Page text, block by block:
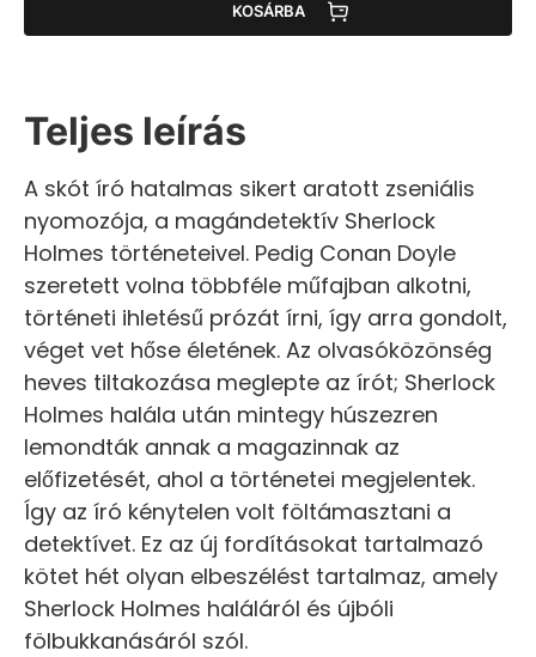
KOSÁRBA
Teljes leírás
A skót író hatalmas sikert aratott zseniális
nyomozója, a magándetektív Sherlock
Holmes történeteivel. Pedig Conan Doyle
szeretett volna többféle műfajban alkotni,
történeti ihletésű prózát írni, így arra gondolt,
véget vet hőse életének. Az olvasóközönség
heves tiltakozása meglepte az írót; Sherlock
Holmes halála után mintegy húszezren
lemondták annak a magazinnak az
előfizetését, ahol a történetei megjelentek.
Így az író kénytelen volt föltámasztani a
detektívet. Ez az új fordításokat tartalmazó
kötet hét olyan elbeszélést tartalmaz, amely
Sherlock Holmes haláláról és újbóli
fölbukkanásáról szól.